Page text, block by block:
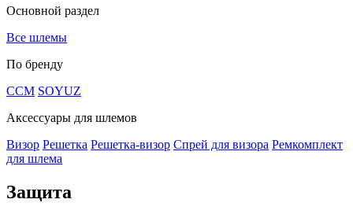
Основной раздел
Все шлемы
По бренду
CCM SOYUZ
Аксессуары для шлемов
Визор Решетка Решетка-визор Спрей для визора Ремкомплект
для шлема
Защита